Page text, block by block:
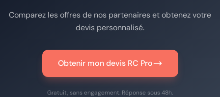
Comparez les offres de nos partenaires et obtenez votre
devis personnalisé.
Obtenir mon devis RC Pro
Gratuit, sans engagement. Réponse sous 48h.